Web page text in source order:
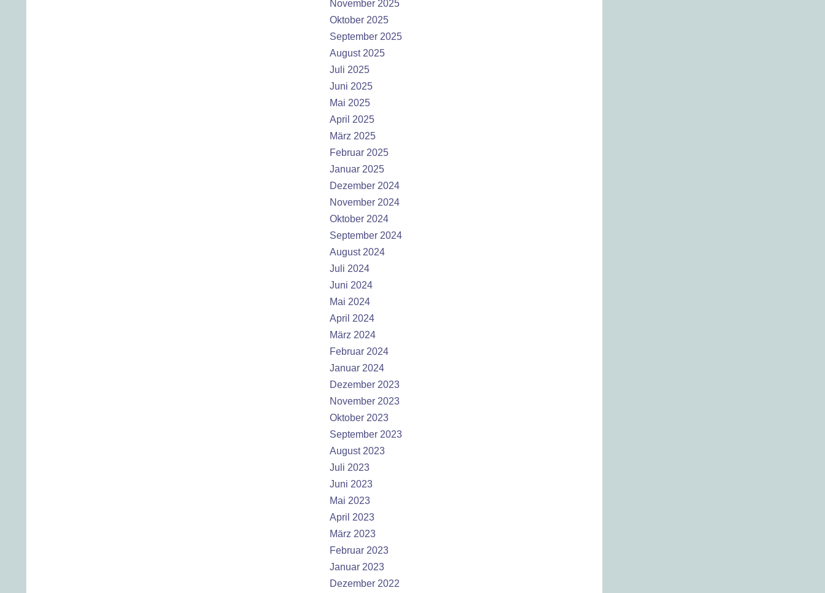
November 2025
Oktober 2025
September 2025
August 2025
Juli 2025
Juni 2025
Mai 2025
April 2025
März 2025
Februar 2025
Januar 2025
Dezember 2024
November 2024
Oktober 2024
September 2024
August 2024
Juli 2024
Juni 2024
Mai 2024
April 2024
März 2024
Februar 2024
Januar 2024
Dezember 2023
November 2023
Oktober 2023
September 2023
August 2023
Juli 2023
Juni 2023
Mai 2023
April 2023
März 2023
Februar 2023
Januar 2023
Dezember 2022